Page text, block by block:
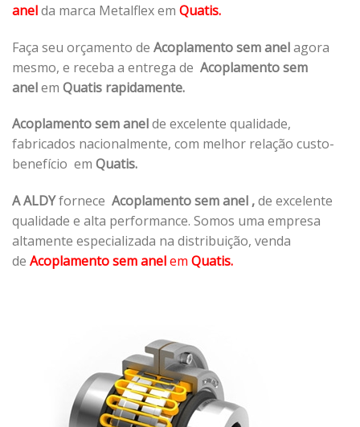
anelda marca Metalflex em Quatis.
Faça seu orçamento de Acoplamento sem anelagora
mesmo, e receba a entrega de Acoplamento sem
anelem Quatis rapidamente.
Acoplamento sem anelde excelente qualidade,
fabricados nacionalmente, com melhor relação custo-
benefício em Quatis.
A ALDYfornece Acoplamento sem anel ,de excelente
qualidade e alta performance. Somos uma empresa
altamente especializada na distribuição, venda
de Acoplamento sem anelem Quatis.